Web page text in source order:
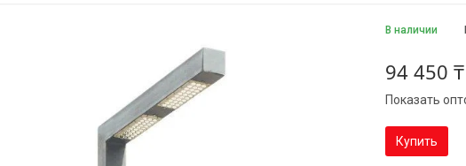
В наличии
94 450 ₸
Показать
Купить